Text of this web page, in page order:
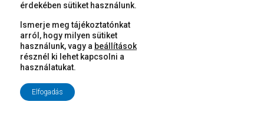
© 2026 Győr Megyei Jogú Város • Minden jog fenntartva!
érdekében sütiket használunk.
Ismerje meg tájékoztatónkat
arról, hogy milyen sütiket
használunk, vagy a beállítások
résznél ki lehet kapcsolni a
használatukat.
Elfogadás